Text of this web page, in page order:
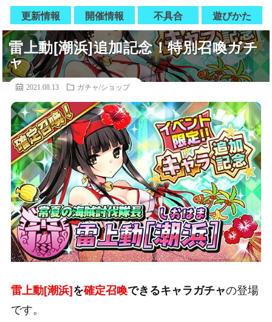
更新情報 開催情報 不具合 遊びかた
雷上動[潮浜]追加記念！特別召喚ガチ
ャ
2021.08.13 ガチャ/ショップ
雷上動[潮浜]を確定召喚できるキャラガチャの登場
です。